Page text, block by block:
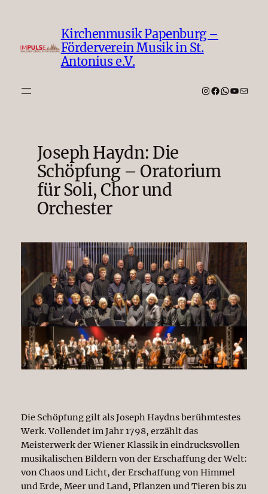
Kirchenmusik Papenburg –
Förderverein Musik in St.
Antonius e.V.
Instagram
Facebook
WhatsApp
E-Mail
Joseph Haydn: Die
Schöpfung – Oratorium
für Soli, Chor und
Orchester
Die Schöpfung gilt als Joseph Haydns berühmtestes
Werk. Vollendet im Jahr 1798, erzählt das
Meisterwerk der Wiener Klassik in eindrucksvollen
musikalischen Bildern von der Erschaffung der Welt:
von Chaos und Licht, der Erschaffung von Himmel
und Erde, Meer und Land, Pflanzen und Tieren bis zu